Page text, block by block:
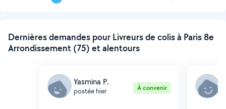
Dernières demandes pour Livreurs de colis à Paris 8e
Arrondissement (75) et alentours
Yasmina P.
postée hier À convenir